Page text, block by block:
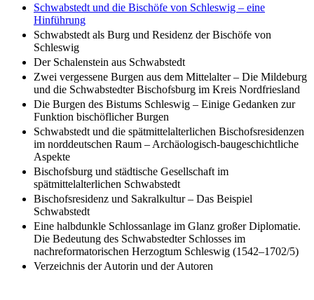
Schwabstedt und die Bischöfe von Schleswig – eine
Hinführung
Schwabstedt als Burg und Residenz der Bischöfe von
Schleswig
Der Schalenstein aus Schwabstedt
Zwei vergessene Burgen aus dem Mittelalter – Die Mildeburg
und die Schwabstedter Bischofsburg im Kreis Nordfriesland
Die Burgen des Bistums Schleswig – Einige Gedanken zur
Funktion bischöflicher Burgen
Schwabstedt und die spätmittelalterlichen Bischofsresidenzen
im norddeutschen Raum – Archäologisch-baugeschichtliche
Aspekte
Bischofsburg und städtische Gesellschaft im
spätmittelalterlichen Schwabstedt
Bischofsresidenz und Sakralkultur – Das Beispiel
Schwabstedt
Eine halbdunkle Schlossanlage im Glanz großer Diplomatie.
Die Bedeutung des Schwabstedter Schlosses im
nachreformatorischen Herzogtum Schleswig (1542–1702/5)
Verzeichnis der Autorin und der Autoren